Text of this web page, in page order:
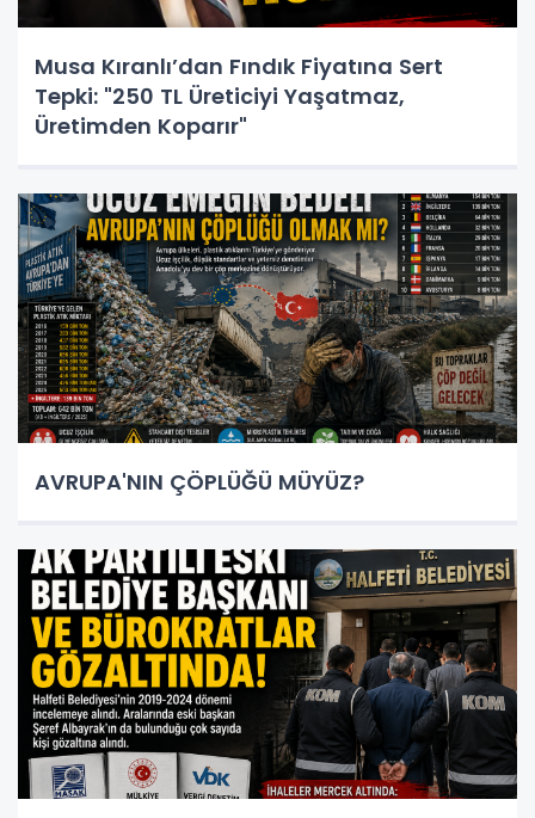
Musa Kıranlı’dan Fındık Fiyatına Sert
Tepki: "250 TL Üreticiyi Yaşatmaz,
Üretimden Koparır"
AVRUPA'NIN ÇÖPLÜĞÜ MÜYÜZ?